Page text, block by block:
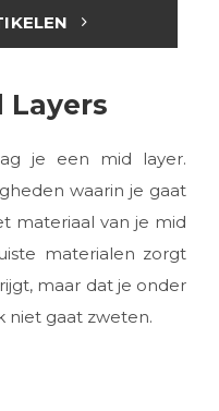
je een mid layer.
waarin je gaat
materiaal van je mid
materialen zorgt
maar dat je onder
niet gaat zweten.